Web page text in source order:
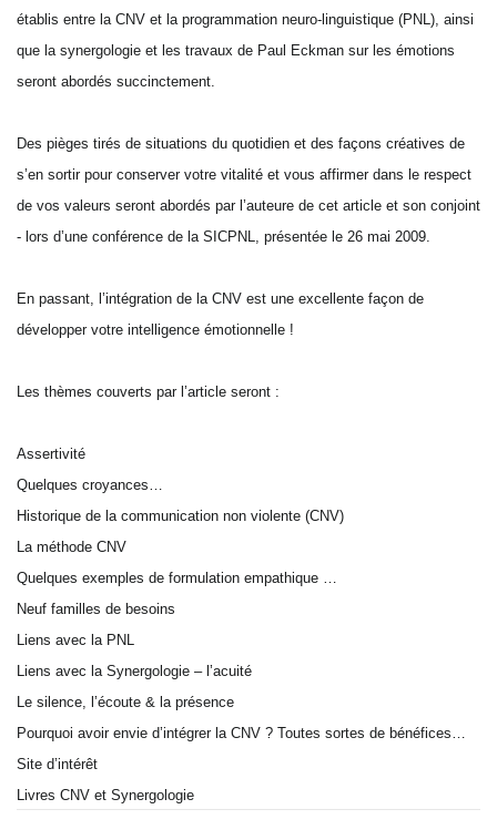
établis entre la CNV et la programmation neuro-linguistique (PNL), ainsi
que la synergologie et les travaux de Paul Eckman sur les émotions
seront abordés succinctement.
Des pièges tirés de situations du quotidien et des façons créatives de
s’en sortir pour conserver votre vitalité et vous affirmer dans le respect
de vos valeurs seront abordés par l’auteure de cet article et son conjoint
- lors d’une conférence de la SICPNL, présentée le 26 mai 2009.
En passant, l’intégration de la CNV est une excellente façon de
développer votre intelligence émotionnelle !
Les thèmes couverts par l’article seront :
Assertivité
Quelques croyances…
Historique de la communication non violente (CNV)
La méthode CNV
Quelques exemples de formulation empathique …
Neuf familles de besoins
Liens avec la PNL
Liens avec la Synergologie – l’acuité
Le silence, l’écoute & la présence
Pourquoi avoir envie d’intégrer la CNV ? Toutes sortes de bénéfices…
Site d’intérêt
Livres CNV et Synergologie